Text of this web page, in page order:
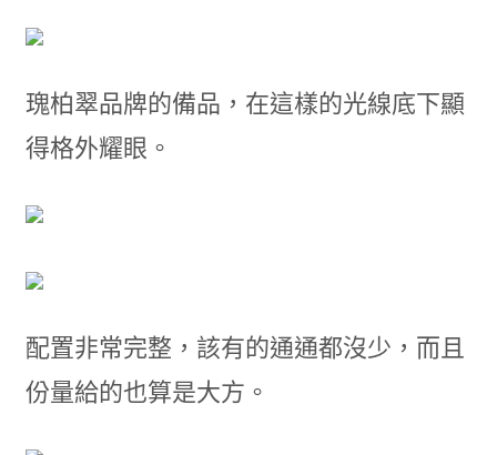
瑰柏翠品牌的備品，在這樣的光線底下顯
得格外耀眼。
配置非常完整，該有的通通都沒少，而且
份量給的也算是大方。